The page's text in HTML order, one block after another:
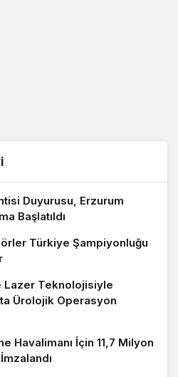
Duyurusu, Erzurum
Başlatıldı
Türkiye Şampiyonluğu
Lazer Teknolojisiyle
Ürolojik Operasyon
Havalimanı İçin 11,7 Milyon